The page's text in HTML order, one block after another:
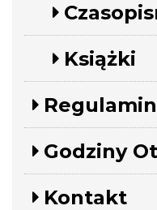
Książki
Regulamin
Godziny
Kontakt